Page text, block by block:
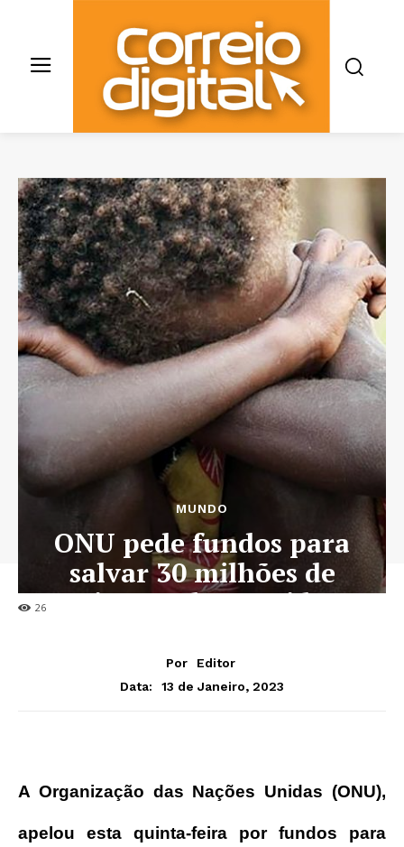
26
MUNDO
ONU pede fundos para
salvar 30 milhões de
crianças desnutridas
Por
Editor
Data:
13 de Janeiro, 2023
A Organização das Nações Unidas (ONU),
apelou esta quinta-feira por fundos para